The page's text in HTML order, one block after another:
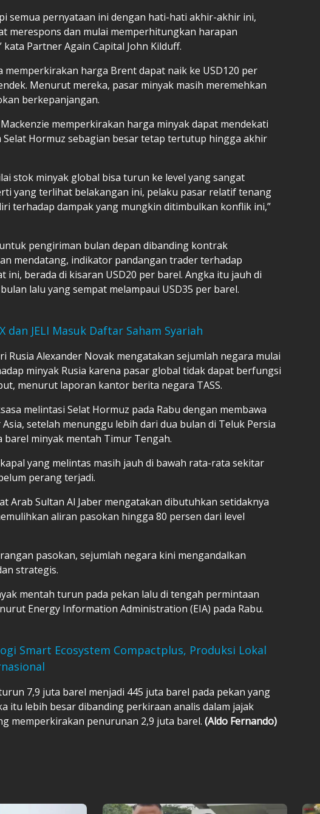
semua pernyataan ini dengan hati-hati akhir-akhir ini,
merespons dan mulai memperhitungkan harapan
kata Partner Again Capital John Kilduff.
memperkirakan harga Brent dapat naik ke USD120 per
Menurut mereka, pasar minyak masih meremehkan
berkepanjangan.
memperkirakan harga minyak dapat mendekati
Selat Hormuz sebagian besar tetap tertutup hingga akhir
stok minyak global bisa turun ke level yang sangat
yang terlihat belakangan ini, pelaku pasar relatif tenang
terhadap dampak yang mungkin ditimbulkan konflik ini,”
pengiriman bulan depan dibanding kontrak
mendatang, indikator pandangan trader terhadap
ini, berada di kisaran USD20 per barel. Angka itu jauh di
lalu yang sempat melampaui USD35 per barel.
dan JELI Masuk Daftar Saham Syariah
Rusia Alexander Novak mengatakan sejumlah negara mulai
minyak Rusia karena pasar global tidak dapat berfungsi
menurut laporan kantor berita negara TASS.
melintasi Selat Hormuz pada Rabu dengan membawa
setelah menunggu lebih dari dua bulan di Teluk Persia
barel minyak mentah Timur Tengah.
yang melintas masih jauh di bawah rata-rata sekitar
perang terjadi.
Arab Sultan Al Jaber mengatakan dibutuhkan setidaknya
aliran pasokan hingga 80 persen dari level
pasokan, sejumlah negara kini mengandalkan
strategis.
mentah turun pada pekan lalu di tengah permintaan
Energy Information Administration (EIA) pada Rabu.
Smart Ecosystem Compactplus, Produksi Lokal
7,9 juta barel menjadi 445 juta barel pada pekan yang
itu lebih besar dibanding perkiraan analis dalam jajak
memperkirakan penurunan 2,9 juta barel. (Aldo Fernando)